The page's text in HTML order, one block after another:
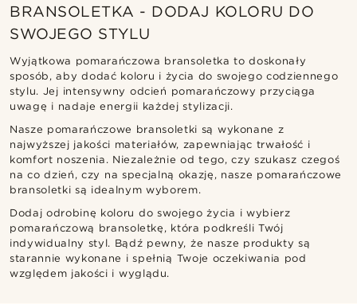
BRANSOLETKA - DODAJ KOLORU DO
SWOJEGO STYLU
Wyjątkowa pomarańczowa bransoletka to doskonały
sposób, aby dodać koloru i życia do swojego codziennego
stylu. Jej intensywny odcień pomarańczowy przyciąga
uwagę i nadaje energii każdej stylizacji.
Nasze pomarańczowe bransoletki są wykonane z
najwyższej jakości materiałów, zapewniając trwałość i
komfort noszenia. Niezależnie od tego, czy szukasz czegoś
na co dzień, czy na specjalną okazję, nasze pomarańczowe
bransoletki są idealnym wyborem.
Dodaj odrobinę koloru do swojego życia i wybierz
pomarańczową bransoletkę, która podkreśli Twój
indywidualny styl. Bądź pewny, że nasze produkty są
starannie wykonane i spełnią Twoje oczekiwania pod
względem jakości i wyglądu.